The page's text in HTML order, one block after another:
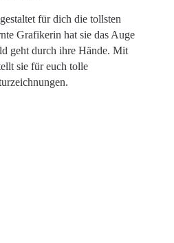
für dich die tollsten
Grafikerin hat sie das Auge
geht durch ihre Hände. Mit
sie für euch tolle